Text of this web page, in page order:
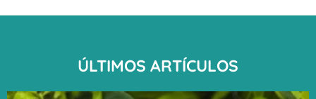
ÚLTIMOS ARTÍCULOS